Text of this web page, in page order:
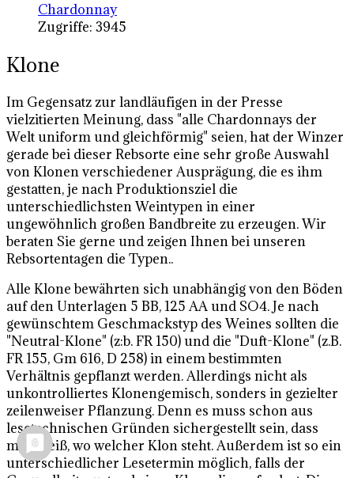
Chardonnay
Zugriffe: 3945
Klone
Im Gegensatz zur landläufigen in der Presse
vielzitierten Meinung, dass "alle Chardonnays der
Welt uniform und gleichförmig" seien, hat der Winzer
gerade bei dieser Rebsorte eine sehr große Auswahl
von Klonen verschiedener Ausprägung, die es ihm
gestatten, je nach Produktionsziel die
unterschiedlichsten Weintypen in einer
ungewöhnlich großen Bandbreite zu erzeugen. Wir
beraten Sie gerne und zeigen Ihnen bei unseren
Rebsortentagen die Typen..
Alle Klone bewährten sich unabhängig von den Böden
auf den Unterlagen 5 BB, 125 AA und SO4. Je nach
gewünschtem Geschmackstyp des Weines sollten die
"Neutral-Klone" (z:b. FR 150) und die "Duft-Klone" (z.B.
FR 155, Gm 616, D 258) in einem bestimmten
Verhältnis gepflanzt werden. Allerdings nicht als
unkontrolliertes Klonengemisch, sonders in gezielter
zeilenweiser Pflanzung. Denn es muss schon aus
lesetechnischen Gründen sichergestellt sein, dass
man weiß, wo welcher Klon steht. Außerdem ist so ein
unterschiedlicher Lesetermin möglich, falls der